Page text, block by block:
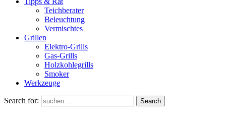
Teichberater
Beleuchtung
Vermischtes
Grillen
Elektro-Grills
Gas-Grills
Holzkohlegrills
Smoker
Werkzeuge
Search for: Search